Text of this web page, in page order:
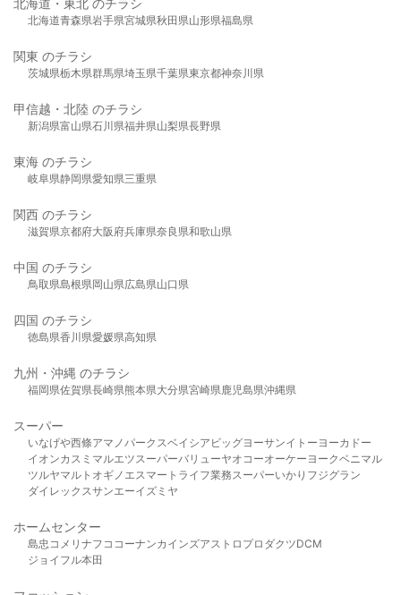
北海道・東北 のチラシ
北海道青森県岩手県宮城県秋田県山形県福島県
関東 のチラシ
茨城県栃木県群馬県埼玉県千葉県東京都神奈川県
甲信越・北陸 のチラシ
新潟県富山県石川県福井県山梨県長野県
東海 のチラシ
岐阜県静岡県愛知県三重県
関西 のチラシ
滋賀県京都府大阪府兵庫県奈良県和歌山県
中国 のチラシ
鳥取県島根県岡山県広島県山口県
四国 のチラシ
徳島県香川県愛媛県高知県
九州・沖縄 のチラシ
福岡県佐賀県長崎県熊本県大分県宮崎県鹿児島県沖縄県
スーパー
いなげや西條アマノパークスベイシア ビッグヨーサンイトーヨーカドー
イオンカスミ マルエツスーパーバリューヤオコーオーケー ヨークベニマル
ツルヤマルト オギノ エスマート ライフ業務スーパーいかり フジグラン
ダイレックスサンエーイズミヤ
ホームセンター
島忠 コメリ ナフコ コーナンカインズアストロプロダクツDCM
ジョイフル本田